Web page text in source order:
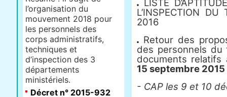
LISTE
L’INSPECTION DU
2016
Retour des
des personnels du
documents relatifs
15 septembre
- CAP les 9 et 10
l’organisation du
mouvement 2018 pour
les personnels des
corps administratifs,
techniques et
d’inspection des 3
départements
ministériels.
Décret n° 2015-932